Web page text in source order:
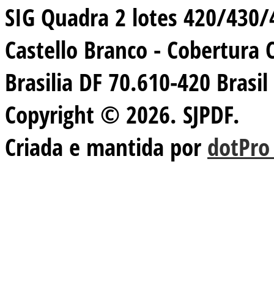
SIG Quadra 2 lotes 420/
Castello Branco - Cobertura
Brasilia DF 70.610-420 Brasil
Copyright © 2026. SJPDF.
Criada e mantida por